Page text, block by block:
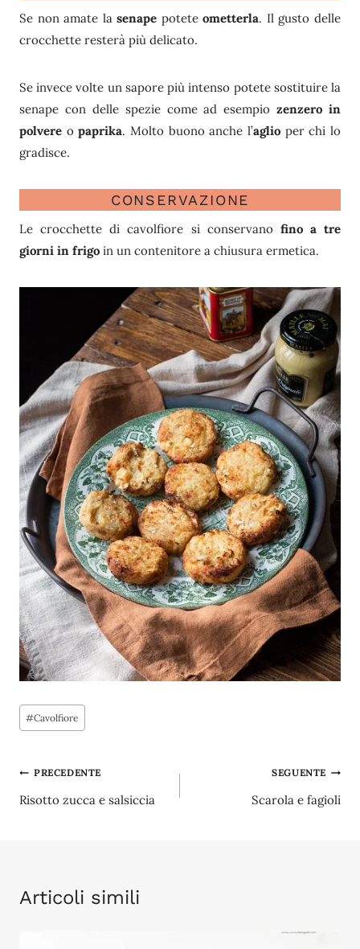
Se non amate lasenape poteteometterla. Il gusto delle
crocchette resterà più delicato.
Se invece volte un sapore più intenso potete sostituire la
senape con delle spezie come ad esempiozenzero in
polvere opaprika. Molto buono anche l’aglio per chi lo
gradisce.
CONSERVAZIONE
Le crocchette di cavolfiore si conservano fino a tre
giorni in frigo in un contenitore a chiusura ermetica.
Tag
articolo:
#Cavolfiore
Navigazione
articoli
PRECEDENTE
Risotto zucca e salsiccia
SEGUENTE
Scarola e fagioli
Articoli simili